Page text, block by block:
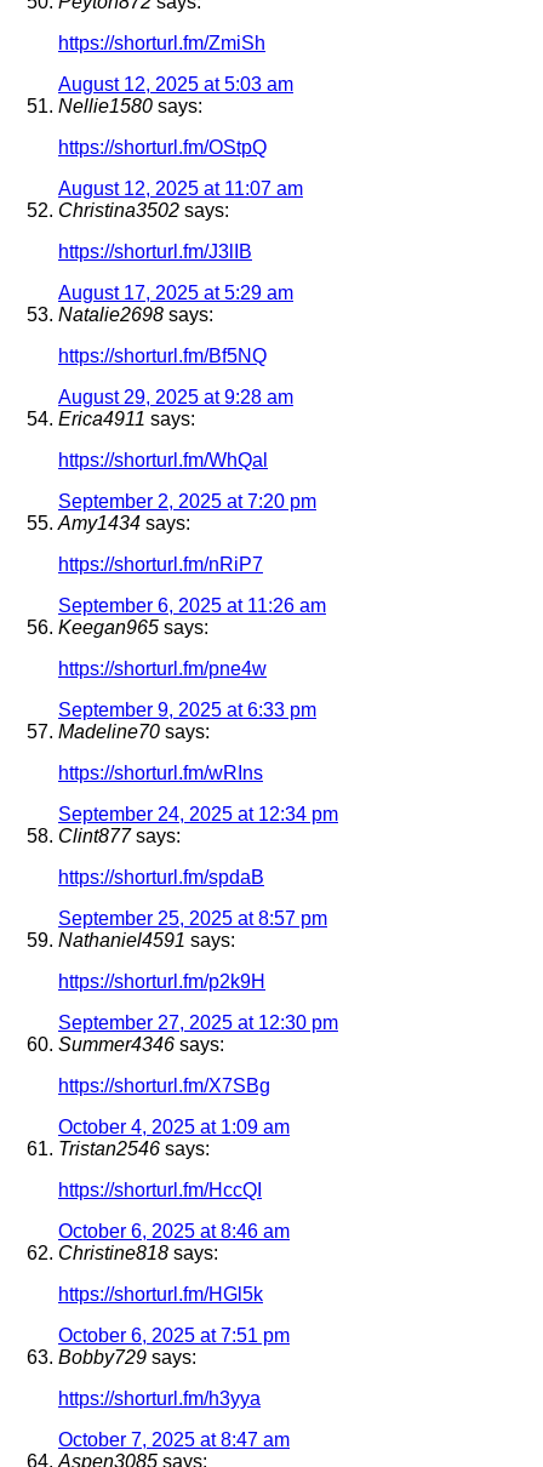
https://shorturl.fm/ZmiSh
August 12, 2025 at 5:03 am
Nellie1580 says:
https://shorturl.fm/OStpQ
August 12, 2025 at 11:07 am
Christina3502 says:
https://shorturl.fm/J3lIB
August 17, 2025 at 5:29 am
Natalie2698 says:
https://shorturl.fm/Bf5NQ
August 29, 2025 at 9:28 am
Erica4911 says:
https://shorturl.fm/WhQal
September 2, 2025 at 7:20 pm
Amy1434 says:
https://shorturl.fm/nRiP7
September 6, 2025 at 11:26 am
Keegan965 says:
https://shorturl.fm/pne4w
September 9, 2025 at 6:33 pm
Madeline70 says:
https://shorturl.fm/wRIns
September 24, 2025 at 12:34 pm
Clint877 says:
https://shorturl.fm/spdaB
September 25, 2025 at 8:57 pm
Nathaniel4591 says:
https://shorturl.fm/p2k9H
September 27, 2025 at 12:30 pm
Summer4346 says:
https://shorturl.fm/X7SBg
October 4, 2025 at 1:09 am
Tristan2546 says:
https://shorturl.fm/HccQI
October 6, 2025 at 8:46 am
Christine818 says:
https://shorturl.fm/HGl5k
October 6, 2025 at 7:51 pm
Bobby729 says:
https://shorturl.fm/h3yya
October 7, 2025 at 8:47 am
Aspen3085 says: